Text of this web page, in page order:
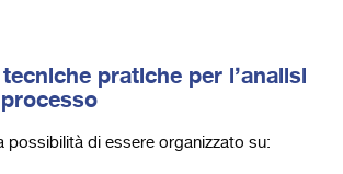
pratiche per l’analisi
possibilità di essere organizzato su: